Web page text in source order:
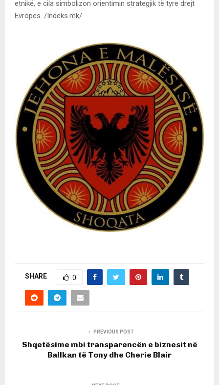
etnikë, e cila simbolizon orientimin strategjik të tyre drejt
Evropës. /Indeks.mk/
SHARE 0
PREVIOUS POST
Shqetësime mbi transparencën e biznesit në
Ballkan të Tony dhe Cherie Blair